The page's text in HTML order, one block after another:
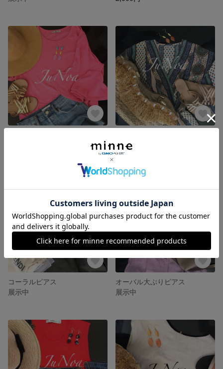
展示中
コーラルピアス
展示中
オーバル大ぶりピアス
展示中